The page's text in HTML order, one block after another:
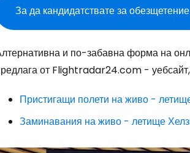
За да кандидатствате за обезщетение
и по-забавна форма на
от Flightradar24.com -
Пристигащи полети на живо -
Заминавания на живо - летище
... световната